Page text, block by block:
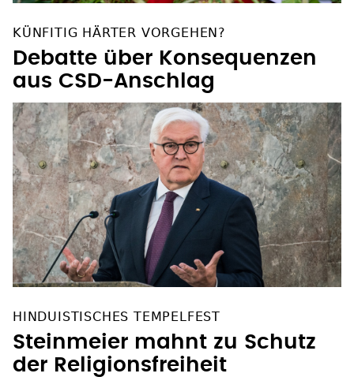
KÜNFITIG HÄRTER VORGEHEN?
Debatte über Konsequenzen
aus CSD-Anschlag
HINDUISTISCHES TEMPELFEST
Steinmeier mahnt zu Schutz
der Religionsfreiheit